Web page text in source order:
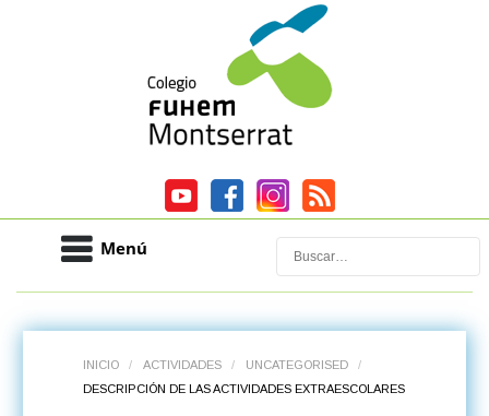
Menú Buscar
INICIO / ACTIVIDADES / UNCATEGORISED
/
DESCRIPCIÓN DE LAS ACTIVIDADES EXTRAESCOLARES